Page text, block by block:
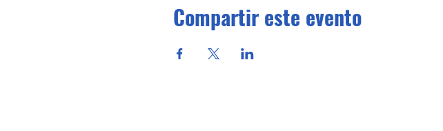
Compartir este evento